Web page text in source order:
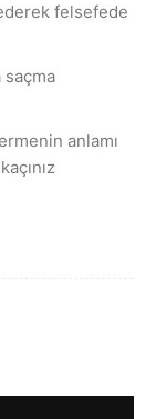
felsefede
saçma
anlamı